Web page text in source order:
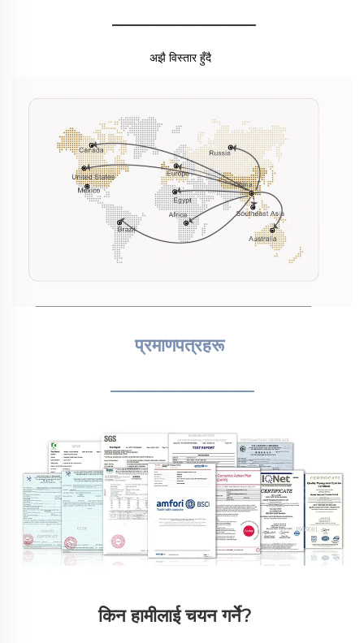
________________
अझै विस्तार हुँदै
प्रमाणपत्रहरू
________________
किन हामीलाई चयन गर्ने?